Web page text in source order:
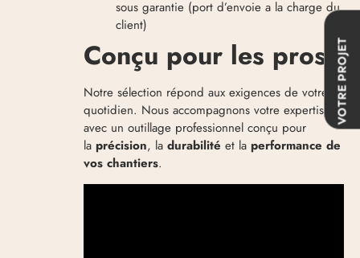
VOTRE PROJET
sous garantie (port d’envoie a la charge du
client)
Conçu pour les pros
Notre sélection répond aux exigences de votre
quotidien. Nous accompagnons votre expertise
avec un outillage professionnel conçu pour
laprécision, ladurabilité et laperformance de
vos chantiers.